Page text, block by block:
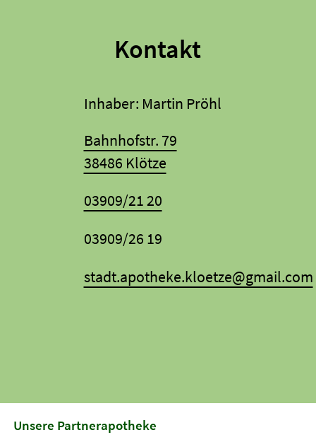
Kontakt
Inhaber: Martin Pröhl
Bahnhofstr. 79
38486 Klötze
03909/21 20
03909/26 19
stadt.apotheke.kloetze@gmail.com
Unsere Partnerapotheke